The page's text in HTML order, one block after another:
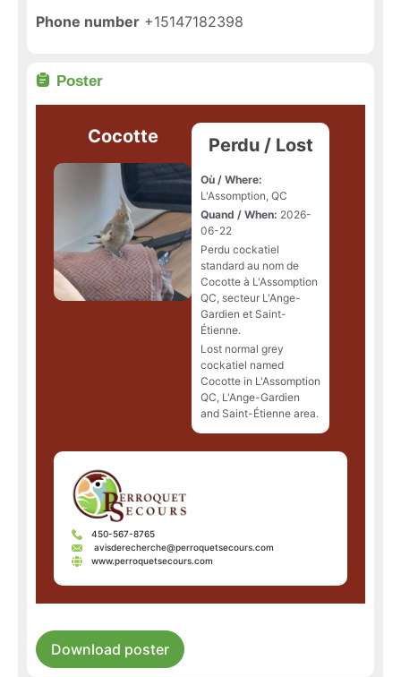
Phone number +15147182398
Poster
Cocotte Perdu / Lost
Où / Where:
L'Assomption, QC
Quand / When: 2026-
06-22
Perdu cockatiel
standard au nom de
Cocotte à L'Assomption
QC, secteur L'Ange-
Gardien et Saint-
Étienne.
Lost normal grey
cockatiel named
Cocotte in L'Assomption
QC, L'Ange-Gardien
and Saint-Étienne area.
450-567-8765
avisderecherche@perroquetsecours.com
www.perroquetsecours.com
Download poster